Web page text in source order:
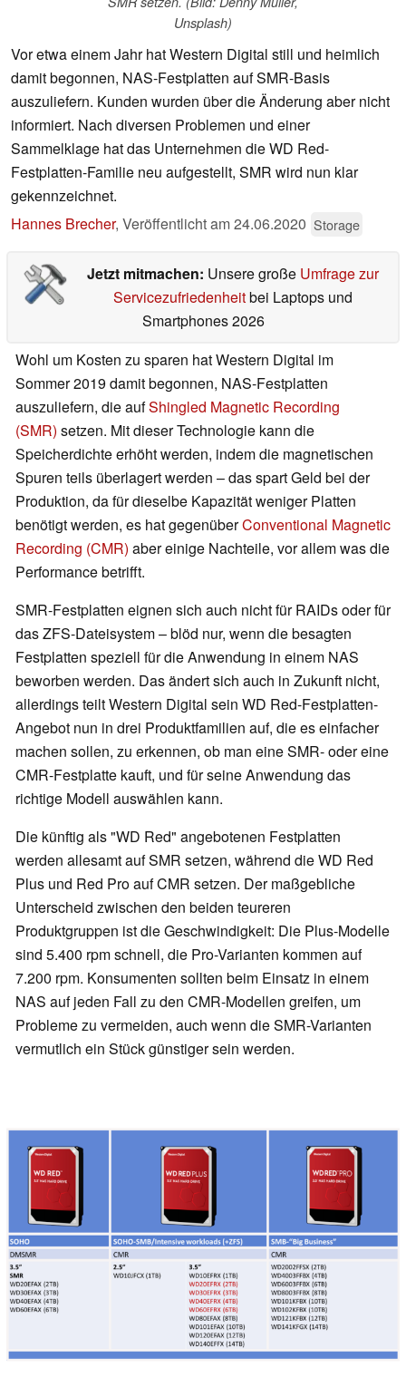
Unsplash)
Vor etwa einem Jahr hat Western Digital still und heimlich
damit begonnen, NAS-Festplatten auf SMR-Basis
auszuliefern. Kunden wurden über die Änderung aber nicht
informiert. Nach diversen Problemen und einer
Sammelklage hat das Unternehmen die WD Red-
Festplatten-Familie neu aufgestellt, SMR wird nun klar
gekennzeichnet.
Hannes Brecher, Veröffentlicht am24.06.2020 Storage
Jetzt mitmachen: Unsere große Umfrage zur
Servicezufriedenheitbei Laptops und
Smartphones 2026
Wohl um Kosten zu sparen hat Western Digital im
Sommer 2019 damit begonnen, NAS-Festplatten
auszuliefern, die aufShingled Magnetic Recording
(SMR) setzen. Mit dieser Technologie kann die
Speicherdichte erhöht werden, indem die magnetischen
Spuren teils überlagert werden – das spart Geld bei der
Produktion, da für dieselbe Kapazität weniger Platten
benötigt werden, es hat gegenüberConventional Magnetic
Recording (CMR) aber einige Nachteile, vor allem was die
Performance betrifft.
SMR-Festplatten eignen sich auch nicht für RAIDs oder für
das ZFS-Dateisystem – blöd nur, wenn die besagten
Festplatten speziell für die Anwendung in einem NAS
beworben werden. Das ändert sich auch in Zukunft nicht,
allerdings teilt Western Digital sein WD Red-Festplatten-
Angebot nun in drei Produktfamilien auf, die es einfacher
machen sollen, zu erkennen, ob man eine SMR- oder eine
CMR-Festplatte kauft, und für seine Anwendung das
richtige Modell auswählen kann.
Die künftig als "WD Red" angebotenen Festplatten
werden allesamt auf SMR setzen, während die WD Red
Plus und Red Pro auf CMR setzen. Der maßgebliche
Unterscheid zwischen den beiden teureren
Produktgruppen ist die Geschwindigkeit: Die Plus-Modelle
sind 5.400 rpm schnell, die Pro-Varianten kommen auf
7.200 rpm. Konsumenten sollten beim Einsatz in einem
NAS auf jeden Fall zu den CMR-Modellen greifen, um
Probleme zu vermeiden, auch wenn die SMR-Varianten
vermutlich ein Stück günstiger sein werden.